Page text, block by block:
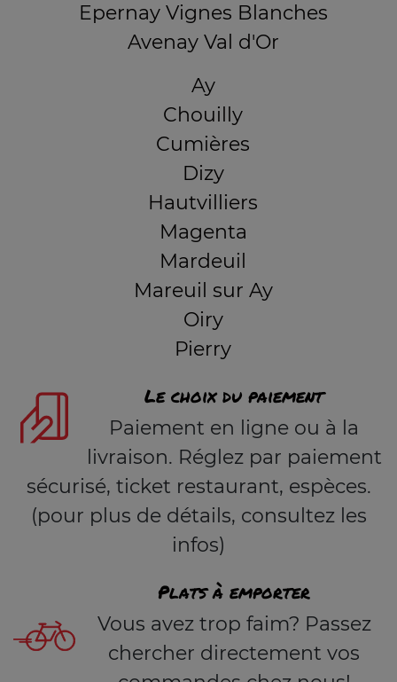
Epernay Vignes Blanches
Avenay Val d'Or
Ay
Chouilly
Cumières
Dizy
Hautvilliers
Magenta
Mardeuil
Mareuil sur Ay
Oiry
Pierry
Le choix du paiement
Paiement en ligne ou à la
livraison. Réglez par paiement
sécurisé, ticket restaurant, espèces.
(pour plus de détails, consultez les
infos)
Plats à emporter
Vous avez trop faim? Passez
chercher directement vos